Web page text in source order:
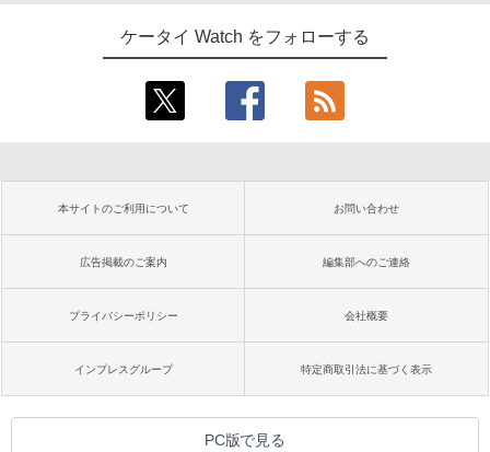
ケータイ Watch をフォローする
本サイトのご利用について お問い合わせ
広告掲載のご案内 編集部へのご連絡
プライバシーポリシー 会社概要
インプレスグループ 特定商取引法に基づく表示
PC版で見る